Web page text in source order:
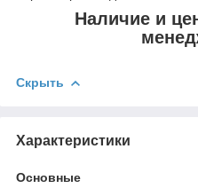
Наличие и
Скрыть
Характеристики
Основные